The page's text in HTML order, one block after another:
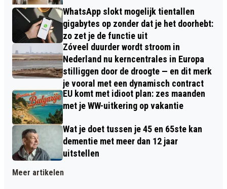
WhatsApp slokt mogelijk tientallen
gigabytes op zonder dat je het doorhebt:
zo zet je de functie uit
Zóveel duurder wordt stroom in
Nederland nu kerncentrales in Europa
stilliggen door de droogte — en dit merk
je vooral met een dynamisch contract
EU komt met idioot plan: zes maanden
met je WW-uitkering op vakantie
Wat je doet tussen je 45 en 65ste kan
dementie met meer dan 12 jaar
uitstellen
Meer artikelen